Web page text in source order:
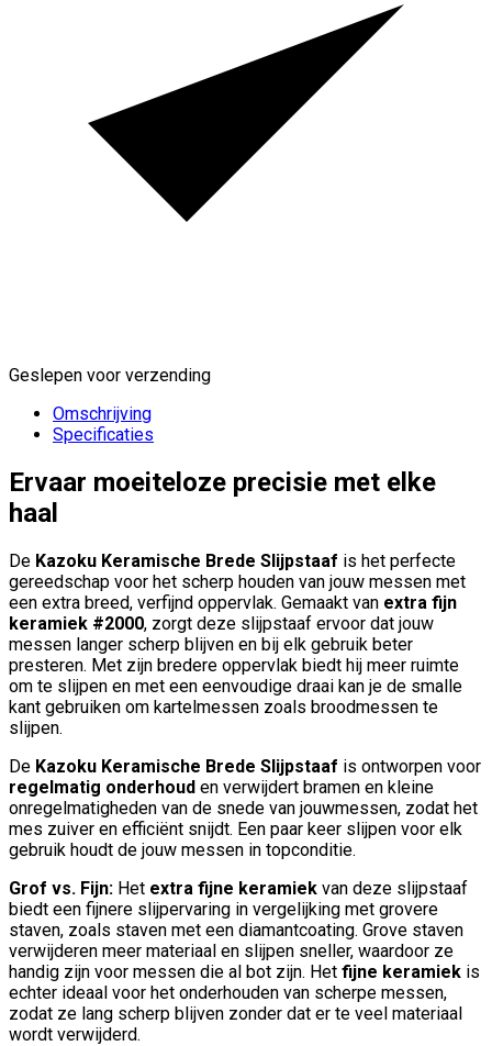
Geslepen voor verzending
Omschrijving
Specificaties
Ervaar moeiteloze precisie met elke
haal
De Kazoku Keramische Brede Slijpstaaf is het perfecte
gereedschap voor het scherp houden van jouw messen met
een extra breed, verfijnd oppervlak. Gemaakt van extra fijn
keramiek #2000, zorgt deze slijpstaaf ervoor dat jouw
messen langer scherp blijven en bij elk gebruik beter
presteren. Met zijn bredere oppervlak biedt hij meer ruimte
om te slijpen en met een eenvoudige draai kan je de smalle
kant gebruiken om kartelmessen zoals broodmessen te
slijpen.
De Kazoku Keramische Brede Slijpstaaf is ontworpen voor
regelmatig onderhoud en verwijdert bramen en kleine
onregelmatigheden van de snede van jouwmessen, zodat het
mes zuiver en efficiënt snijdt. Een paar keer slijpen voor elk
gebruik houdt de jouw messen in topconditie.
Grof vs. Fijn: Het extra fijne keramiek van deze slijpstaaf
biedt een fijnere slijpervaring in vergelijking met grovere
staven, zoals staven met een diamantcoating. Grove staven
verwijderen meer materiaal en slijpen sneller, waardoor ze
handig zijn voor messen die al bot zijn. Het fijne keramiek is
echter ideaal voor het onderhouden van scherpe messen,
zodat ze lang scherp blijven zonder dat er te veel materiaal
wordt verwijderd.